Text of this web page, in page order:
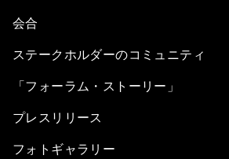
会合
ステークホルダーのコミュニティ
「フォーラム・ストーリー」
プレスリリース
フォトギャラリー